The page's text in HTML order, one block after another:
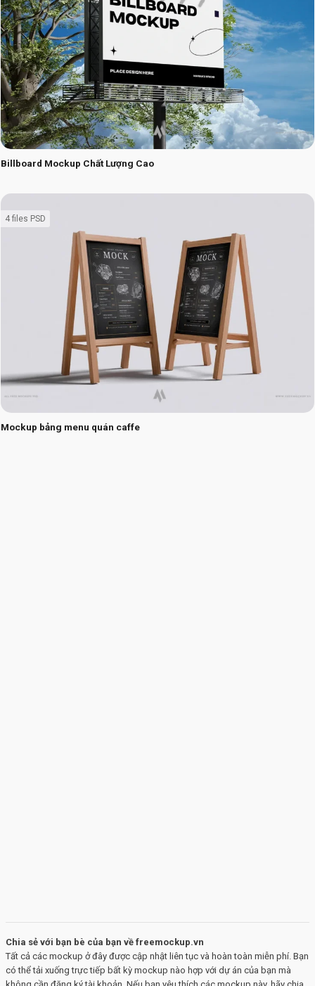
Billboard Mockup Chất Lượng Cao
Mockup bảng menu quán caffe
4 files PSD
Chia sẻ với bạn bè của bạn về freemockup.vn
Tất cả các mockup ở đây được cập nhật liên tục và hoàn toàn miễn phí. Bạn
có thể tải xuống trực tiếp bất kỳ mockup nào hợp với dự án của bạn mà